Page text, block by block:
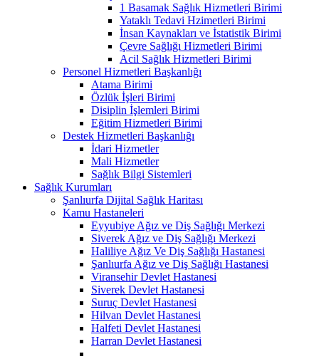
1 Basamak Sağlık Hizmetleri Birimi
Yataklı Tedavi Hzimetleri Birimi
İnsan Kaynakları ve İstatistik Birimi
Çevre Sağlığı Hizmetleri Birimi
Acil Sağlık Hizmetleri Birimi
Personel Hizmetleri Başkanlığı
Atama Birimi
Özlük İşleri Birimi
Disiplin İşlemleri Birimi
Eğitim Hizmetleri Birimi
Destek Hizmetleri Başkanlığı
İdari Hizmetler
Mali Hizmetler
Sağlık Bilgi Sistemleri
Sağlık Kurumları
Şanlıurfa Dijital Sağlık Haritası
Kamu Hastaneleri
Eyyubiye Ağız ve Diş Sağlığı Merkezi
Siverek Ağız ve Diş Sağlığı Merkezi
Haliliye Ağız Ve Diş Sağlığı Hastanesi
Şanlıurfa Ağız ve Diş Sağlığı Hastanesi
Viransehir Devlet Hastanesi
Siverek Devlet Hastanesi
Suruç Devlet Hastanesi
Hilvan Devlet Hastanesi
Halfeti Devlet Hastanesi
Harran Devlet Hastanesi